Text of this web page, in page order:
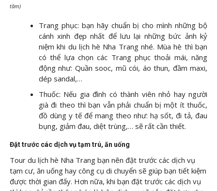
tầm)
Trang phục: bạn hãy chuẩn bị cho mình những bộ
cánh xinh đẹp nhất để lưu lại những bức ảnh kỷ
niệm khi du lịch hè Nha Trang nhé. Mùa hè thì bạn
có thể lựa chọn các Trang phục thoải mái, năng
động như: Quần sooc, mũ cói, áo thun, đầm maxi,
dép sandal,…
Thuốc: Nếu gia đình có thành viên nhỏ hay người
già đi theo thì bạn vẫn phải chuẩn bị một ít thuốc,
đồ dùng y tế để mang theo như: hạ sốt, đi tả, đau
bụng, giảm đau, diệt trùng,… sẽ rất cần thiết.
Đặt trước các dịch vụ tạm trú, ăn uống
Tour du lịch hè Nha Trang bạn nên đặt trước các dịch vụ
tạm cư, ăn uống hay công cụ di chuyển sẽ giúp bạn tiết kiệm
được thời gian đấy. Hơn nữa, khi bạn đặt trước các dịch vụ